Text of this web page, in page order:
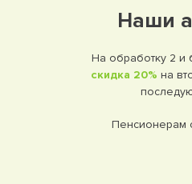
Наши
На обработку 2 и
скидка 20% на
Пенсионерам